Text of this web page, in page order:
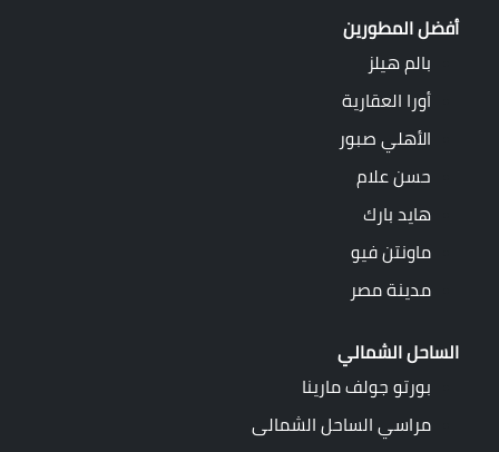
أفضل المطورين
بالم هيلز
أورا العقارية
الأهلي صبور
حسن علام
هايد بارك
ماونتن فيو
مدينة مصر
الساحل الشمالي
بورتو جولف مارينا
مراسي الساحل الشمالى